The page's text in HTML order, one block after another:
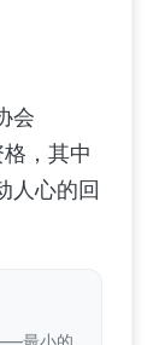
会
，其中
人心的回
最小的